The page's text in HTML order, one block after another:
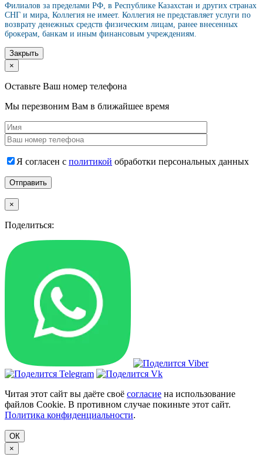
Филиалов за пределами РФ, в Республике Казахстан и других странах
СНГ и мира, Коллегия не имеет. Коллегия не представляет услуги по
возврату денежных средств физическим лицам, ранее внесенных
брокерам, банкам и иным финансовым учреждениям.
Закрыть
×
Оставьте Ваш номер телефона
Мы перезвоним Вам в ближайшее время
Я согласен с политикой обработки персональных данных
×
Поделиться:
Читая этот сайт вы даёте своё согласие на использование
файлов Cookie. В противном случае покиньте этот сайт.
Политика конфиденциальности.
ОК
×